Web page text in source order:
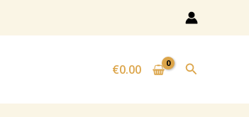
€0.00